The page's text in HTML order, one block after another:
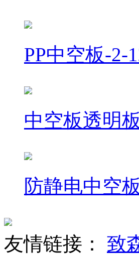
PP中空板-2-
中空板透明板
防静电中空板
友情链接： 致